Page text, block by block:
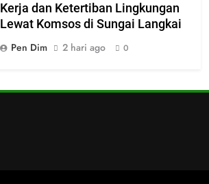
Kerja dan Ketertiban Lingkungan
Lewat Komsos di Sungai Langkai
Pen Dim
2 hari ago 0